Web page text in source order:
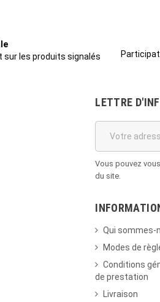
sur les produits signalés
LETTRE
Vous pouvez
du site.
Qui sommes-
Modes de
Conditions
de prestation
Livraison